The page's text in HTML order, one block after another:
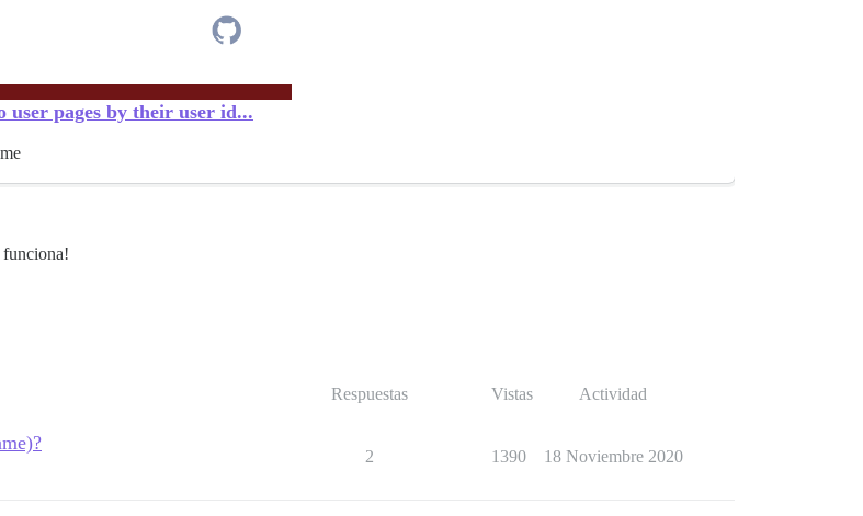
pages by their user id...
funciona!
Respuestas Vistas Actividad
2 1390 18 Noviembre 2020